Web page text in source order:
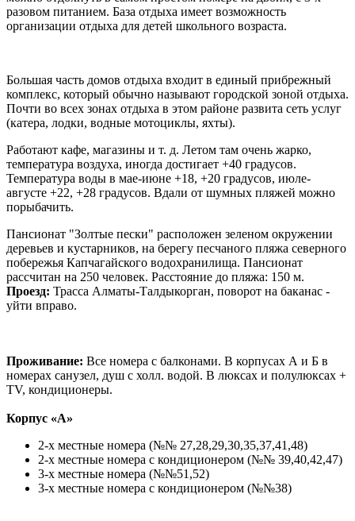
разовом питанием. База отдыха имеет возможность
организации отдыха для детей школьного возраста.
Большая часть домов отдыха входит в единый прибрежный
комплекс, который обычно называют городской зоной отдыха.
Почти во всех зонах отдыха в этом районе развита сеть услуг
(катера, лодки, водные мотоциклы, яхты).
Работают кафе, магазины и т. д. Летом там очень жарко,
температура воздуха, иногда достигает +40 градусов.
Температура воды в мае-июне +18, +20 градусов, июле-
августе +22, +28 градусов. Вдали от шумных пляжей можно
порыбачить.
Пансионат "Золтые пески" расположен зеленом окружении
деревьев и кустарников, на берегу песчаного пляжа северного
побережья Капчагайского водохранилища. Пансионат
рассчитан на 250 человек. Расстояние до пляжа: 150 м.
Проезд: Трасса Алматы-Талдыкорган, поворот на баканас -
уйти вправо.
Проживание: Все номера с балконами. В корпусах А и Б в
номерах санузел, душ с холл. водой. В люксах и полулюксах +
TV, кондиционеры.
Корпус «А»
2-х местные номера (№№ 27,28,29,30,35,37,41,48)
2-х местные номера с кондиционером (№№ 39,40,42,47)
3-х местные номера (№№51,52)
3-х местные номера с кондиционером (№№38)